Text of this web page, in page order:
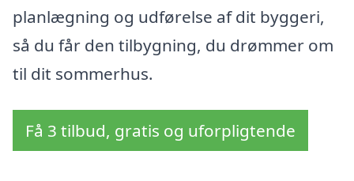
planlægning og udførelse af dit byggeri,
så du får den tilbygning, du drømmer om
til dit sommerhus.
Få 3 tilbud, gratis og uforpligtende